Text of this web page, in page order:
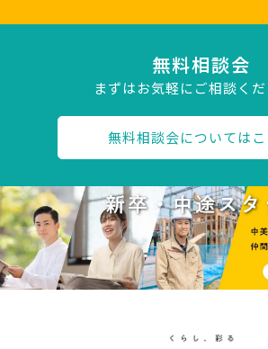
無料相談会
まずはお気軽にご相談くだ
無料相談会についてはこ